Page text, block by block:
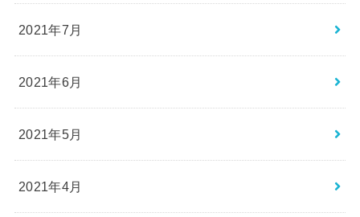
2021年7月
2021年6月
2021年5月
2021年4月